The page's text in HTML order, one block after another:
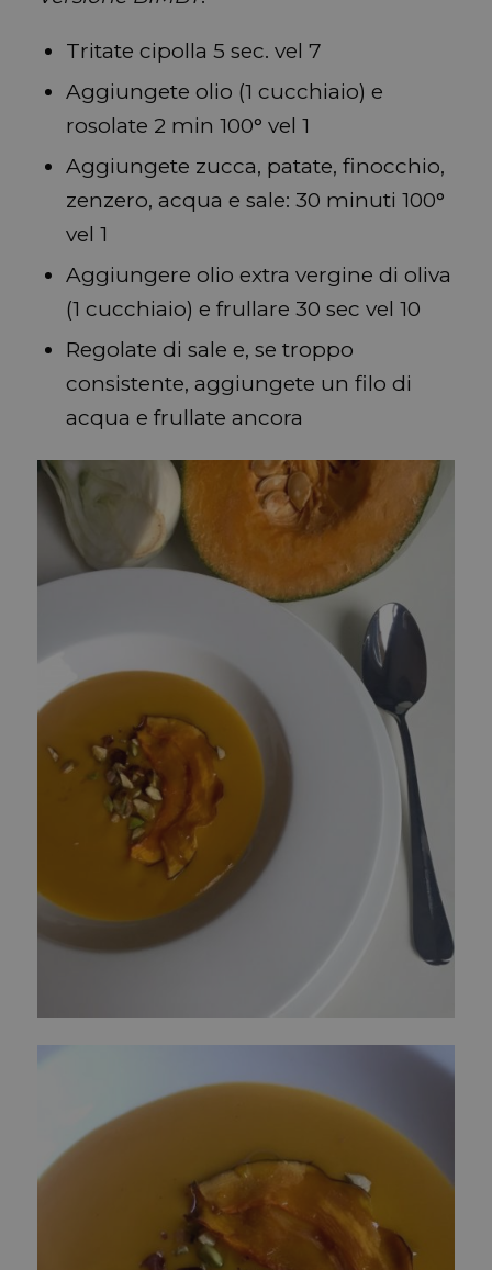
Tritate cipolla 5 sec. vel 7
Aggiungete olio (1 cucchiaio) e
rosolate 2 min 100° vel 1
Aggiungete zucca, patate, finocchio,
zenzero, acqua e sale: 30 minuti 100°
vel 1
Aggiungere olio extra vergine di oliva
(1 cucchiaio) e frullare 30 sec vel 10
Regolate di sale e, se troppo
consistente, aggiungete un filo di
acqua e frullate ancora